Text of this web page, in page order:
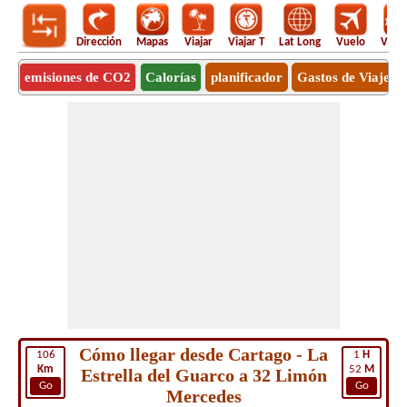
Dirección Mapas Viajar Viajar T Lat Long Vuelo
emisiones de CO2 Calorías planificador Gastos de Viaje
106
Km
Go
1 H
52 M
Go
Cómo llegar desde Cartago - La
Estrella del Guarco a 32 Limón
Mercedes